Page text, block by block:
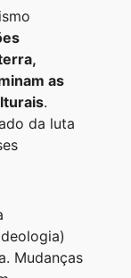
as
.
da luta
Mudanças